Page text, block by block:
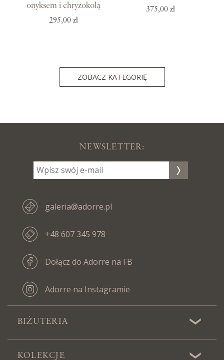
onyksem i chryzokolą
295,00 zł
375,00 zł
ZOBACZ KATEGORIĘ
NEWSLETTER:
galeria@adorre.pl
+48 607 345 978
Dołącz do Adorre na FB
Adorre na Instagramie
BIŻUTERIA
KOLEKCJE